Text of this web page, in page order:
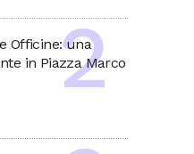
Officine: una
in Piazza Marco